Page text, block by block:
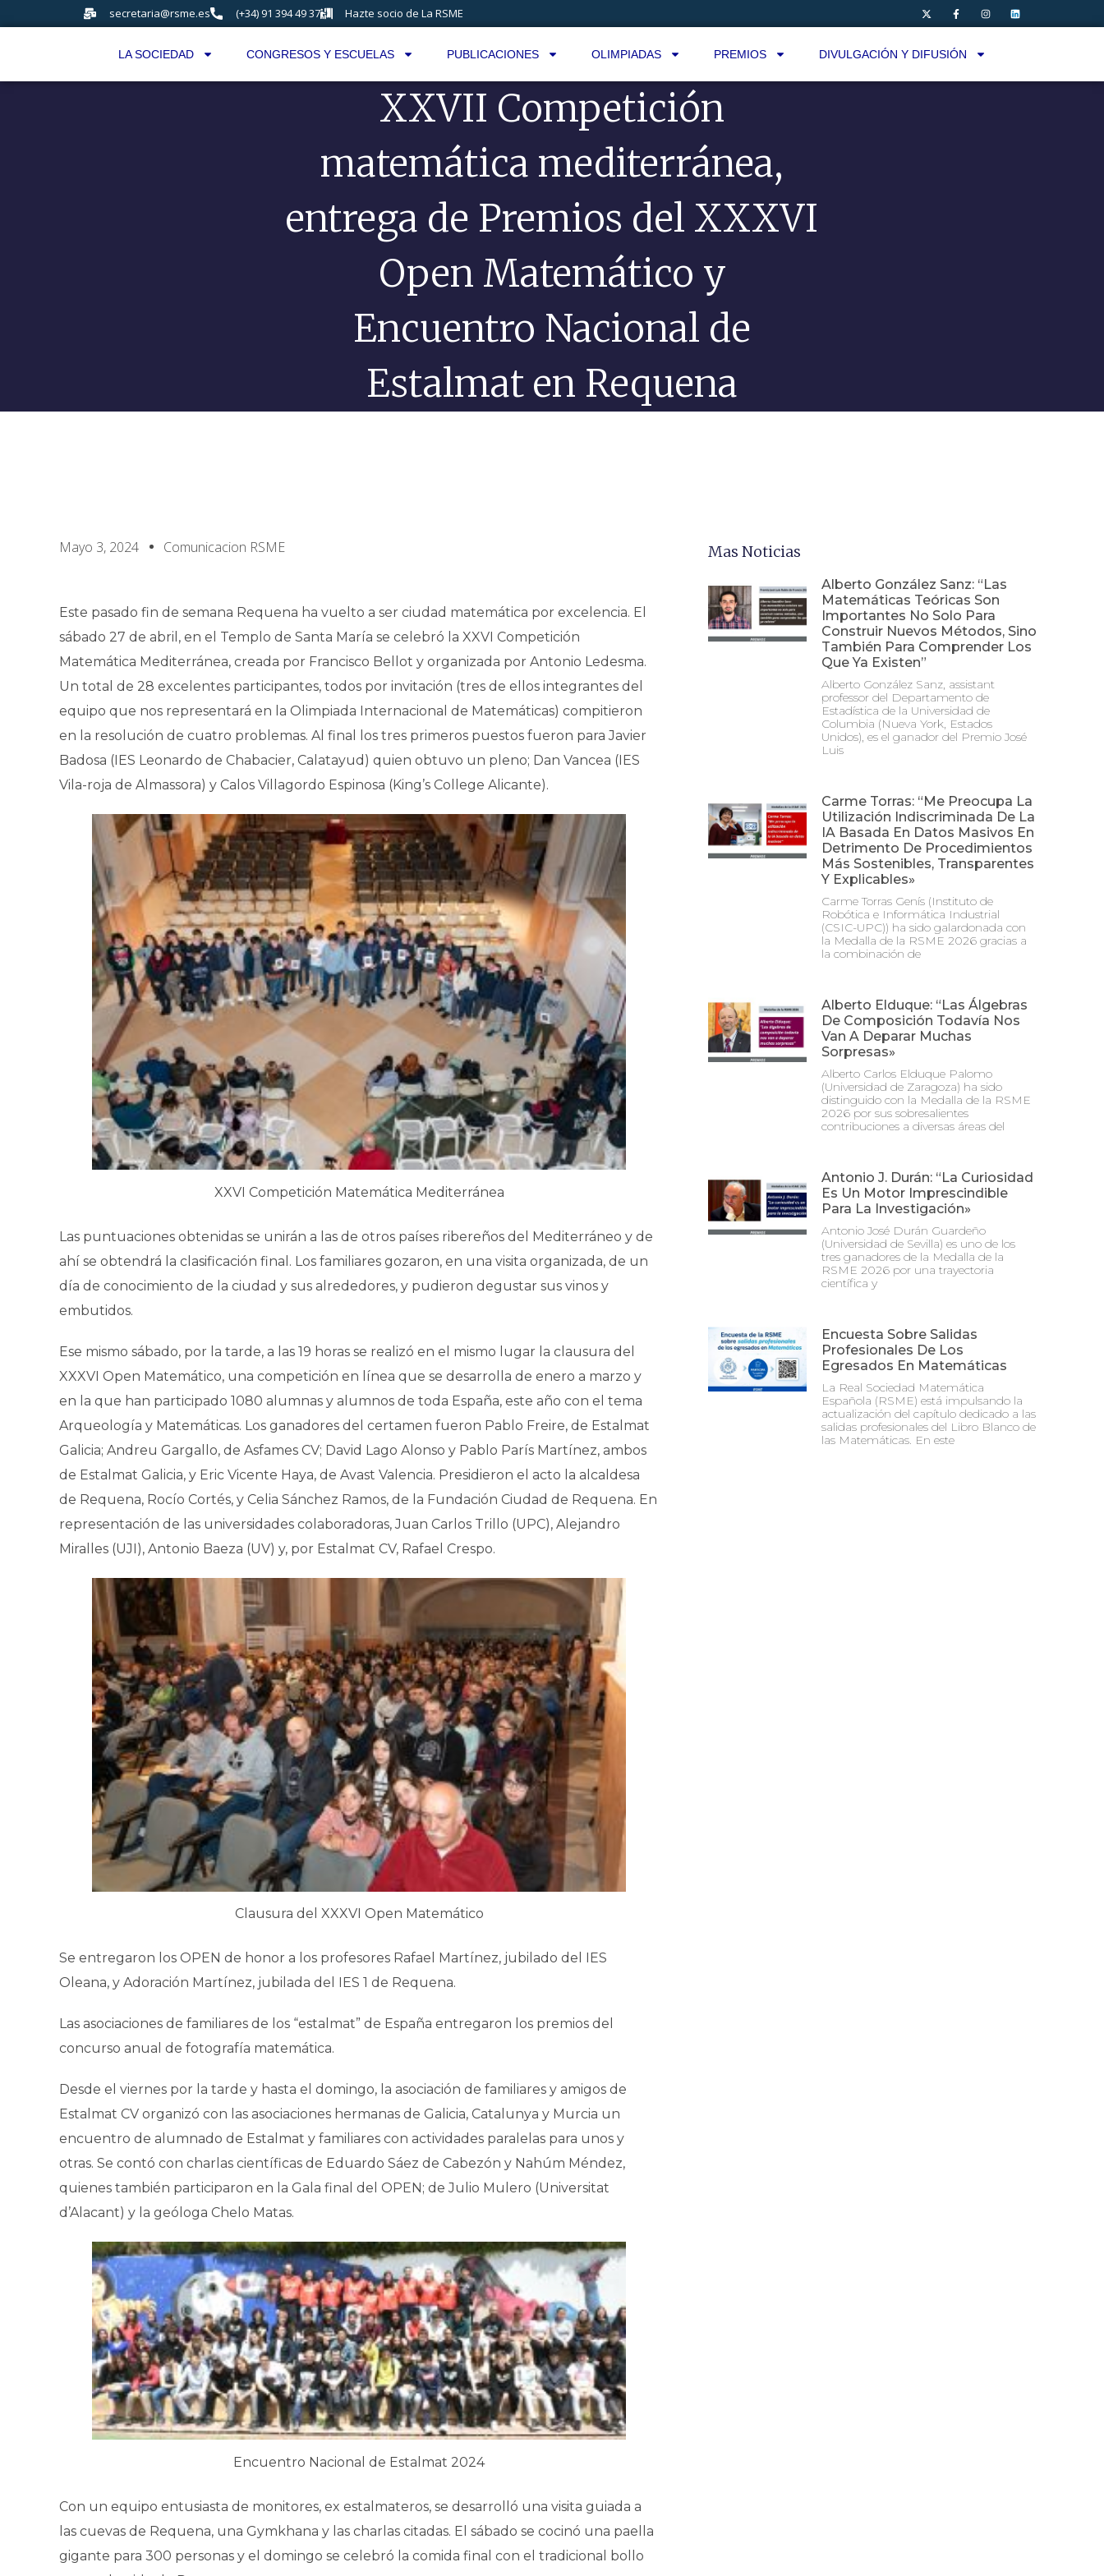
secretaria@rsme.es (+34) 91 394 49 37 Hazte socio de La RSME
LA SOCIEDAD CONGRESOS Y ESCUELAS PUBLICACIONES OLIMPIADAS PREMIOS DIVULGACIÓN Y DIFUSIÓN
XXVII Competición
matemática mediterránea,
entrega de Premios del XXXVI
Open Matemático y
Encuentro Nacional de
Estalmat en Requena
Mayo 3, 2024 Comunicacion RSME
Este pasado fin de semana Requena ha vuelto a ser ciudad matemática por excelencia. El
sábado 27 de abril, en el Templo de Santa María se celebró la XXVI Competición
Matemática Mediterránea, creada por Francisco Bellot y organizada por Antonio Ledesma.
Un total de 28 excelentes participantes, todos por invitación (tres de ellos integrantes del
equipo que nos representará en la Olimpiada Internacional de Matemáticas) compitieron
en la resolución de cuatro problemas. Al final los tres primeros puestos fueron para Javier
Badosa (IES Leonardo de Chabacier, Calatayud) quien obtuvo un pleno; Dan Vancea (IES
Vila-roja de Almassora) y Calos Villagordo Espinosa (King’s College Alicante).
XXVI Competición Matemática Mediterránea
Las puntuaciones obtenidas se unirán a las de otros países ribereños del Mediterráneo y de
ahí se obtendrá la clasificación final. Los familiares gozaron, en una visita organizada, de un
día de conocimiento de la ciudad y sus alrededores, y pudieron degustar sus vinos y
embutidos.
Ese mismo sábado, por la tarde, a las 19 horas se realizó en el mismo lugar la clausura del
XXXVI Open Matemático, una competición en línea que se desarrolla de enero a marzo y
en la que han participado 1080 alumnas y alumnos de toda España, este año con el tema
Arqueología y Matemáticas. Los ganadores del certamen fueron Pablo Freire, de Estalmat
Galicia; Andreu Gargallo, de Asfames CV; David Lago Alonso y Pablo París Martínez, ambos
de Estalmat Galicia, y Eric Vicente Haya, de Avast Valencia. Presidieron el acto la alcaldesa
de Requena, Rocío Cortés, y Celia Sánchez Ramos, de la Fundación Ciudad de Requena. En
representación de las universidades colaboradoras, Juan Carlos Trillo (UPC), Alejandro
Miralles (UJI), Antonio Baeza (UV) y, por Estalmat CV, Rafael Crespo.
Clausura del XXXVI Open Matemático
Se entregaron los OPEN de honor a los profesores Rafael Martínez, jubilado del IES
Oleana, y Adoración Martínez, jubilada del IES 1 de Requena.
Las asociaciones de familiares de los “estalmat” de España entregaron los premios del
concurso anual de fotografía matemática.
Desde el viernes por la tarde y hasta el domingo, la asociación de familiares y amigos de
Estalmat CV organizó con las asociaciones hermanas de Galicia, Catalunya y Murcia un
encuentro de alumnado de Estalmat y familiares con actividades paralelas para unos y
otras. Se contó con charlas científicas de Eduardo Sáez de Cabezón y Nahúm Méndez,
quienes también participaron en la Gala final del OPEN; de Julio Mulero (Universitat
d’Alacant) y la geóloga Chelo Matas.
Encuentro Nacional de Estalmat 2024
Con un equipo entusiasta de monitores, ex estalmateros, se desarrolló una visita guiada a
las cuevas de Requena, una Gymkhana y las charlas citadas. El sábado se cocinó una paella
gigante para 300 personas y el domingo se celebró la comida final con el tradicional bollo
Mas Noticias
Alberto González Sanz: “Las
Matemáticas Teóricas Son
Importantes No Solo Para
Construir Nuevos Métodos, Sino
También Para Comprender Los
Que Ya Existen”
Alberto González Sanz, assistant
professor del Departamento de
Estadística de la Universidad de
Columbia (Nueva York, Estados
Unidos), es el ganador del Premio José
Luis
Carme Torras: “Me Preocupa La
Utilización Indiscriminada De La
IA Basada En Datos Masivos En
Detrimento De Procedimientos
Más Sostenibles, Transparentes
Y Explicables»
Carme Torras Genís (Instituto de
Robótica e Informática Industrial
(CSIC-UPC)) ha sido galardonada con
la Medalla de la RSME 2026 gracias a
la combinación de
Alberto Elduque: “Las Álgebras
De Composición Todavía Nos
Van A Deparar Muchas
Sorpresas»
Alberto Carlos Elduque Palomo
(Universidad de Zaragoza) ha sido
distinguido con la Medalla de la RSME
2026 por sus sobresalientes
contribuciones a diversas áreas del
Antonio J. Durán: “La Curiosidad
Es Un Motor Imprescindible
Para La Investigación»
Antonio José Durán Guardeño
(Universidad de Sevilla) es uno de los
tres ganadores de la Medalla de la
RSME 2026 por una trayectoria
científica y
Encuesta Sobre Salidas
Profesionales De Los
Egresados En Matemáticas
La Real Sociedad Matemática
Española (RSME) está impulsando la
actualización del capítulo dedicado a las
salidas profesionales del Libro Blanco de
las Matemáticas. En este